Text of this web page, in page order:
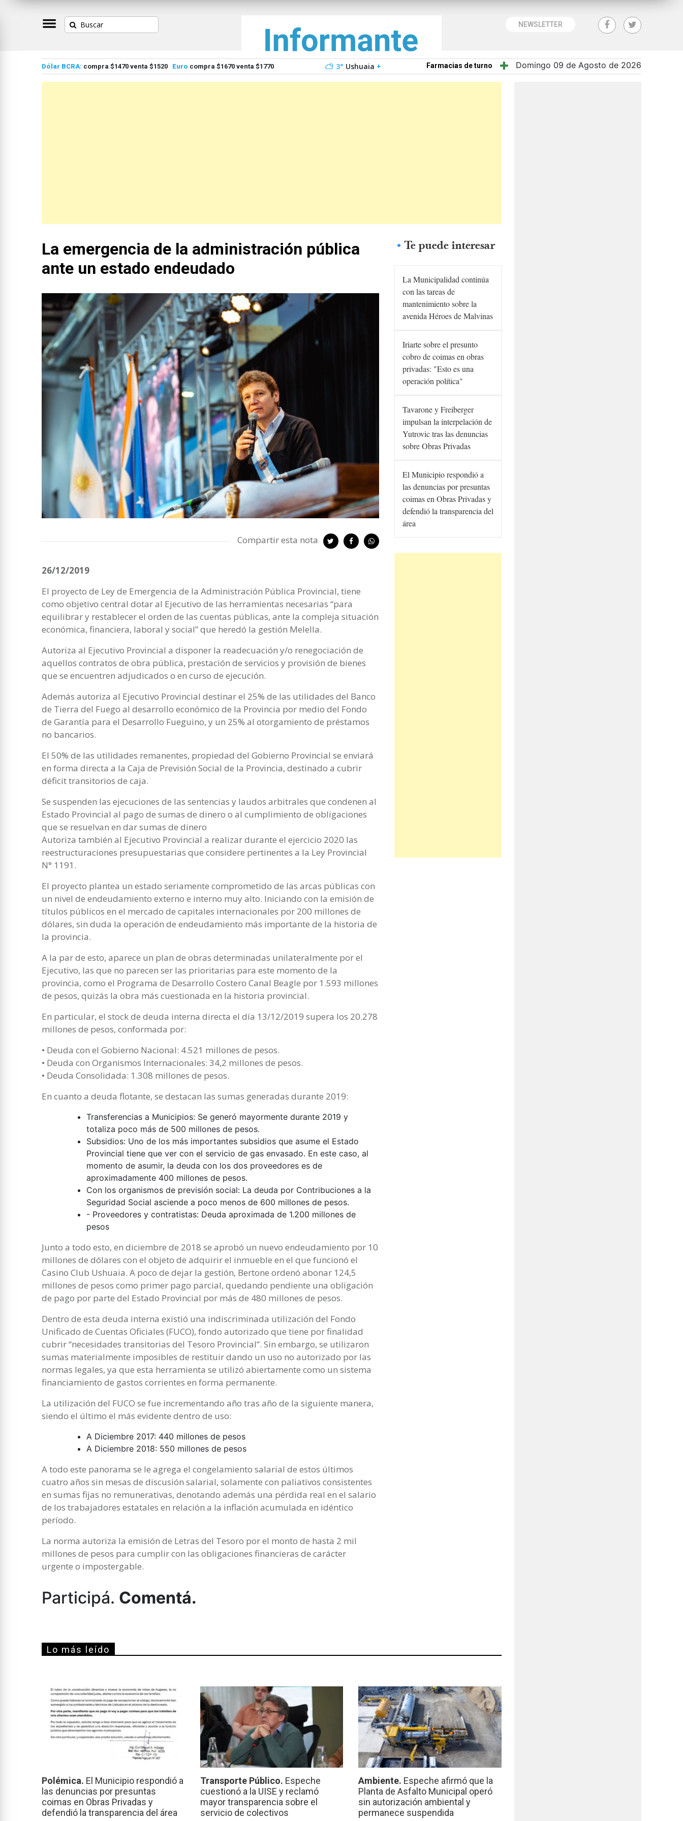
NEWSLETTER
Dólar BCRA: compra $1470 venta $1520 Euro compra $1670 venta $1770 3° Ushuaia + Farmacias de turno Domingo 09 de Agosto de 2026
La emergencia de la administración pública
ante un estado endeudado
Compartir esta nota
26/12/2019
El proyecto de Ley de Emergencia de la Administración Pública Provincial, tiene
como objetivo central dotar al Ejecutivo de las herramientas necesarias “para
equilibrar y restablecer el orden de las cuentas públicas, ante la compleja situación
económica, financiera, laboral y social” que heredó la gestión Melella.
Autoriza al Ejecutivo Provincial a disponer la readecuación y/o renegociación de
aquellos contratos de obra pública, prestación de servicios y provisión de bienes
que se encuentren adjudicados o en curso de ejecución.
Además autoriza al Ejecutivo Provincial destinar el 25% de las utilidades del Banco
de Tierra del Fuego al desarrollo económico de la Provincia por medio del Fondo
de Garantía para el Desarrollo Fueguino, y un 25% al otorgamiento de préstamos
no bancarios.
El 50% de las utilidades remanentes, propiedad del Gobierno Provincial se enviará
en forma directa a la Caja de Previsión Social de la Provincia, destinado a cubrir
déficit transitorios de caja.
Se suspenden las ejecuciones de las sentencias y laudos arbitrales que condenen al
Estado Provincial al pago de sumas de dinero o al cumplimiento de obligaciones
que se resuelvan en dar sumas de dinero
Autoriza también al Ejecutivo Provincial a realizar durante el ejercicio 2020 las
reestructuraciones presupuestarias que considere pertinentes a la Ley Provincial
N° 1191.
El proyecto plantea un estado seriamente comprometido de las arcas públicas con
un nivel de endeudamiento externo e interno muy alto. Iniciando con la emisión de
títulos públicos en el mercado de capitales internacionales por 200 millones de
dólares, sin duda la operación de endeudamiento más importante de la historia de
la provincia.
A la par de esto, aparece un plan de obras determinadas unilateralmente por el
Ejecutivo, las que no parecen ser las prioritarias para este momento de la
provincia, como el Programa de Desarrollo Costero Canal Beagle por 1.593 millones
de pesos, quizás la obra más cuestionada en la historia provincial.
En particular, el stock de deuda interna directa el día 13/12/2019 supera los 20.278
millones de pesos, conformada por:
• Deuda con el Gobierno Nacional: 4.521 millones de pesos.
• Deuda con Organismos Internacionales: 34,2 millones de pesos.
• Deuda Consolidada: 1.308 millones de pesos.
En cuanto a deuda flotante, se destacan las sumas generadas durante 2019:
Transferencias a Municipios: Se generó mayormente durante 2019 y
totaliza poco más de 500 millones de pesos.
Subsidios: Uno de los más importantes subsidios que asume el Estado
Provincial tiene que ver con el servicio de gas envasado. En este caso, al
momento de asumir, la deuda con los dos proveedores es de
aproximadamente 400 millones de pesos.
Con los organismos de previsión social: La deuda por Contribuciones a la
Seguridad Social asciende a poco menos de 600 millones de pesos.
- Proveedores y contratistas: Deuda aproximada de 1.200 millones de
pesos
Junto a todo esto, en diciembre de 2018 se aprobó un nuevo endeudamiento por 10
millones de dólares con el objeto de adquirir el inmueble en el que funcionó el
Casino Club Ushuaia. A poco de dejar la gestión, Bertone ordenó abonar 124,5
millones de pesos como primer pago parcial, quedando pendiente una obligación
de pago por parte del Estado Provincial por más de 480 millones de pesos.
Dentro de esta deuda interna existió una indiscriminada utilización del Fondo
Unificado de Cuentas Oficiales (FUCO), fondo autorizado que tiene por finalidad
cubrir “necesidades transitorias del Tesoro Provincial”. Sin embargo, se utilizaron
sumas materialmente imposibles de restituir dando un uso no autorizado por las
normas legales, ya que esta herramienta se utilizó abiertamente como un sistema
financiamiento de gastos corrientes en forma permanente.
La utilización del FUCO se fue incrementando año tras año de la siguiente manera,
siendo el último el más evidente dentro de uso:
A Diciembre 2017: 440 millones de pesos
A Diciembre 2018: 550 millones de pesos
A todo este panorama se le agrega el congelamiento salarial de estos últimos
cuatro años sin mesas de discusión salarial, solamente con paliativos consistentes
en sumas fijas no remunerativas, denotando además una pérdida real en el salario
de los trabajadores estatales en relación a la inflación acumulada en idéntico
período.
La norma autoriza la emisión de Letras del Tesoro por el monto de hasta 2 mil
millones de pesos para cumplir con las obligaciones financieras de carácter
urgente o impostergable.
Te puede interesar
La Municipalidad continúa
con las tareas de
mantenimiento sobre la
avenida Héroes de Malvinas
Iriarte sobre el presunto
cobro de coimas en obras
privadas: "Esto es una
operación política"
Tavarone y Freiberger
impulsan la interpelación de
Yutrovic tras las denuncias
sobre Obras Privadas
El Municipio respondió a
las denuncias por presuntas
coimas en Obras Privadas y
defendió la transparencia del
área
Participá. Comentá.
Lo más leído
Polémica. El Municipio respondió a
las denuncias por presuntas
coimas en Obras Privadas y
defendió la transparencia del área
Transporte Público. Espeche
cuestionó a la UISE y reclamó
mayor transparencia sobre el
servicio de colectivos
Ambiente. Espeche afirmó que la
Planta de Asfalto Municipal operó
sin autorización ambiental y
permanece suspendida